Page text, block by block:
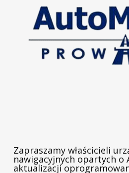
Zapraszamy właścicieli
nawigacyjnych opartych o
aktualizacji